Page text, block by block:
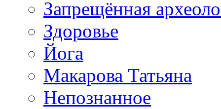
Запрещённая
Здоровье
Йога
Макарова Татьяна
Непознанное